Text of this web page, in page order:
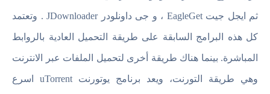
ثم ايجل جيت EagleGet ، و جى داونلودر JDownloader . وتعتمد
كل هذه البرامج السابقة على طريقة التحميل العادية بالروابط
المباشرة. بينما هناك طريقة أخرى لتحميل الملفات عبر الانترنت
وهي طريقة التورنت، ويعد برنامج يوتورنت uTorrent اسرع